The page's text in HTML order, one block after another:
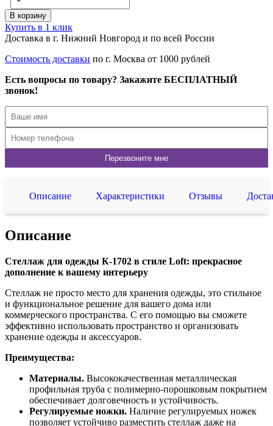
В корзину
Купить в 1 клик
Доставка в г. Нижний Новгород и по всей России
Стоимость доставки по г. Москва от 1000 рублей
Есть вопросы по товару? Закажите БЕСПЛАТНЫЙ
звонок!
Описание Характеристики Отзывы
Описание
Стеллаж для одежды К-1702 в стиле Loft: прекрасное
дополнение к вашему интерьеру
Стеллаж не просто место для хранения одежды, это стильное
и функциональное решение для вашего дома или
коммерческого пространства. С его помощью вы сможете
эффективно использовать пространство и организовать
хранение одежды и аксессуаров.
Преимущества:
Материалы. Высококачественная металлическая
профильная труба с полимерно-порошковым покрытием
обеспечивает долговечность и устойчивость.
Регулируемые ножки. Наличие регулируемых ножек
позволяет устойчиво разместить стеллаж даже на